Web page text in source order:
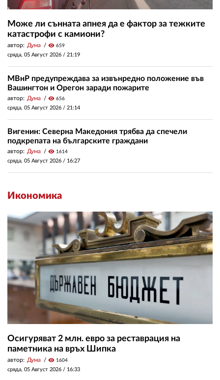
Може ли сънната апнея да е фактор за тежките
катастрофи с камиони?
автор: Дума visibility 659
сряда, 05 Август 2026 / 21:19
МВнР предупреждава за извънредно положение във
Вашингтон и Орегон заради пожарите
автор: Дума visibility 656
сряда, 05 Август 2026 / 21:14
Вигенин: Северна Македония трябва да спечели
подкрепата на българските граждани
автор: Дума visibility 1614
сряда, 05 Август 2026 / 16:27
Икономика
Осигуряват 2 млн. евро за реставрация на
паметника на връх Шипка
автор: Дума visibility 1604
сряда, 05 Август 2026 / 16:33